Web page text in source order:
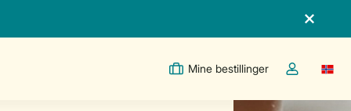
Mine bestillinger
Toggle the